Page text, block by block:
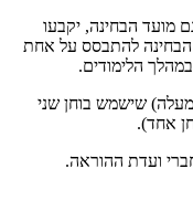
מועד הבחינה, יקבעו
הבחינה להתבסס על אחת
הלימודים.
שישמש בוחן שני
אחד).
ועדת ההוראה.